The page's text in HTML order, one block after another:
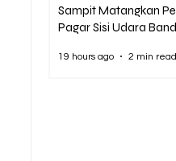
Sampit Matangkan
Pagar Sisi Udara
19 hours ago 2 min read